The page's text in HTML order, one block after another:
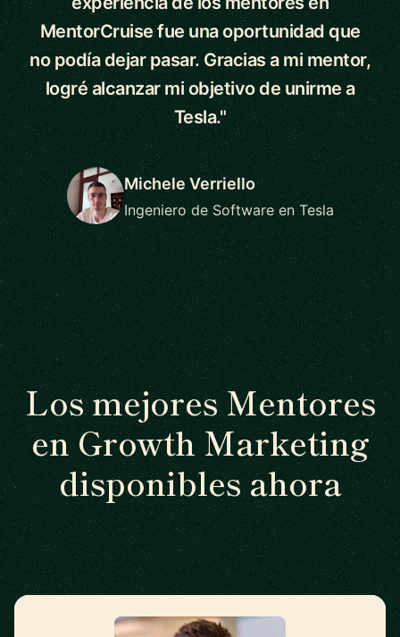
MentorCruise fue una oportunidad que
no podía dejar pasar. Gracias a mi mentor,
logré alcanzar mi objetivo de unirme a
Tesla."
Michele Verriello
Ingeniero de Software en Tesla
Los mejores Mentores
en Growth Marketing
disponibles ahora